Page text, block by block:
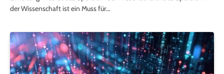
der Wissenschaft ist ein Muss für…